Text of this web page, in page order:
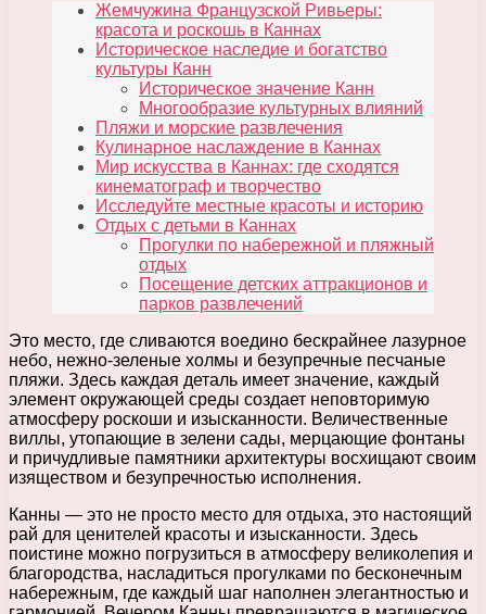
Жемчужина Французской Ривьеры:
красота и роскошь в Каннах
Историческое наследие и богатство
культуры Канн
Историческое значение Канн
Многообразие культурных влияний
Пляжи и морские развлечения
Кулинарное наслаждение в Каннах
Мир искусства в Каннах: где сходятся
кинематограф и творчество
Исследуйте местные красоты и историю
Отдых с детьми в Каннах
Прогулки по набережной и пляжный
отдых
Посещение детских аттракционов и
парков развлечений
Это место, где сливаются воедино бескрайнее лазурное
небо, нежно-зеленые холмы и безупречные песчаные
пляжи. Здесь каждая деталь имеет значение, каждый
элемент окружающей среды создает неповторимую
атмосферу роскоши и изысканности. Величественные
виллы, утопающие в зелени сады, мерцающие фонтаны
и причудливые памятники архитектуры восхищают своим
изяществом и безупречностью исполнения.
Канны — это не просто место для отдыха, это настоящий
рай для ценителей красоты и изысканности. Здесь
поистине можно погрузиться в атмосферу великолепия и
благородства, насладиться прогулками по бесконечным
набережным, где каждый шаг наполнен элегантностью и